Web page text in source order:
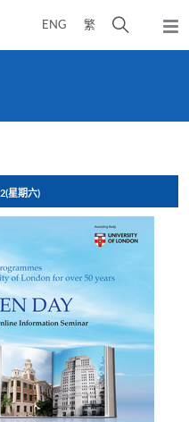
ENG 繁
开
弹
出
(星期六)